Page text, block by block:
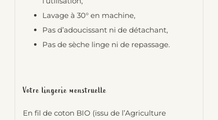
Lavage à 30° en machine,
Pas d’adoucissant ni de détachant,
Pas de sèche linge ni de repassage.
Votre lingerie menstruelle
En fil de coton BIO (issu de l’Agriculture